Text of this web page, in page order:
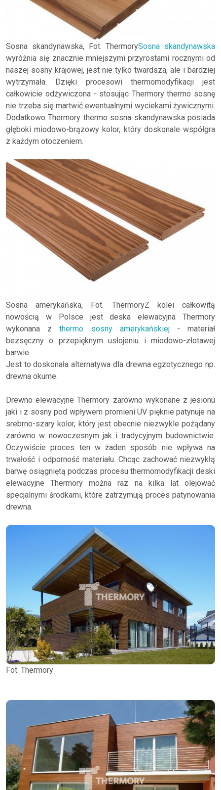
Sosna skandynawska, Fot. ThermorySosna skandynawska
wyróżnia się znacznie mniejszymi przyrostami rocznymi od
naszej sosny krajowej, jest nie tylko twardsza, ale i bardziej
wytrzymała. Dzięki procesowi thermomodyfikacji jest
całkowicie odżywiczona - stosując Thermory thermo sosnę
nie trzeba się martwić ewentualnymi wyciekami żywicznymi.
Dodatkowo Thermory thermo sosna skandynawska posiada
głęboki miodowo-brązowy kolor, który doskonale współgra
z każdym otoczeniem.
Sosna amerykańska, Fot. ThermoryZ kolei całkowitą
nowością w Polsce jest deska elewacyjna Thermory
wykonana zthermo sosny amerykańskiej- materiał
bezsęczny o przepięknym usłojeniu i miodowo-złotawej
barwie.
Jest to doskonała alternatywa dla drewna egzotycznego np.
drewna okume.
Drewno elewacyjne Thermory zarówno wykonane z jesionu
jaki i z sosny pod wpływem promieni UV pięknie patynuje na
srebrno-szary kolor, który jest obecnie niezwykle pożądany
zarówno w nowoczesnym jak i tradycyjnym budownictwie.
Oczywiście proces ten w żaden sposób nie wpływa na
trwałość i odporność materiału. Chcąc zachować niezwykłą
barwę osiągniętą podczas procesu thermomodyfikacji deski
elewacyjne Thermory można raz na kilka lat olejować
specjalnymi środkami, które zatrzymują proces patynowania
drewna.
Fot. Thermory